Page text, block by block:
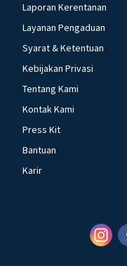
Laporan Kerentanan
Layanan Pengaduan
Syarat & Ketentuan
Kebijakan Privasi
Tentang Kami
Kontak Kami
Press Kit
Bantuan
Karir